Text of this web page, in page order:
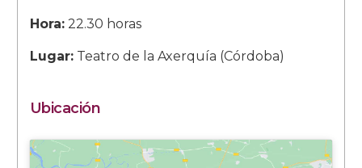
Hora:22.30 horas
Lugar:Teatro de la Axerquía (Córdoba)
Ubicación